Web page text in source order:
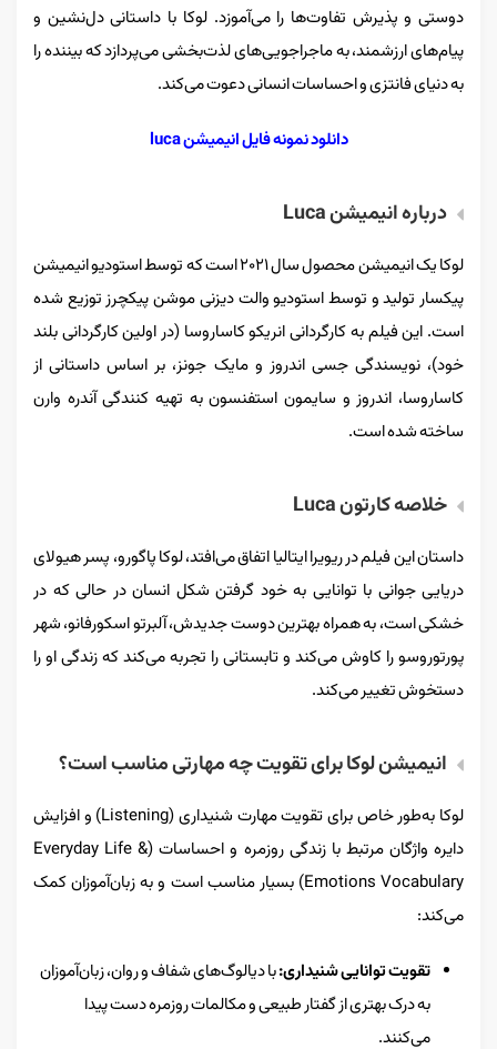
دوستی و پذیرش تفاوت‌ها را می‌آموزد. لوکا با داستانی دل‌نشین و
پیام‌های ارزشمند، به ماجراجویی‌های لذت‌بخشی می‌پردازد که بیننده را
به دنیای فانتزی و احساسات انسانی دعوت می‌کند.
دانلود نمونه فایل انیمیشن luca
درباره انیمیشن Luca
لوکا یک انیمیشن محصول سال ۲۰۲۱ است که توسط استودیو انیمیشن
پیکسار تولید و توسط استودیو والت دیزنی موشن پیکچرز توزیع شده
است. این فیلم به کارگردانی انریکو کاساروسا (در اولین کارگردانی بلند
خود)، نویسندگی جسی اندروز و مایک جونز، بر اساس داستانی از
کاساروسا، اندروز و سایمون استفنسون به تهیه کنندگی آندره وارن
ساخته شده است.
خلاصه کارتون Luca
داستان این فیلم در ریویرا ایتالیا اتفاق می‌افتد، لوکا پاگورو، پسر هیولای
دریایی جوانی با توانایی به خود گرفتن شکل انسان در حالی که در
خشکی است، به همراه بهترین دوست جدیدش، آلبرتو اسکورفانو، شهر
پورتوروسو را کاوش می‌کند و تابستانی را تجربه می‌کند که زندگی او را
دستخوش تغییر می‌کند.
انیمیشن لوکا برای تقویت چه مهارتی مناسب است؟
لوکا به‌طور خاص برای تقویت مهارت شنیداری (Listening) و افزایش
دایره واژگان مرتبط با زندگی روزمره و احساسات (Everyday Life &
Emotions Vocabulary) بسیار مناسب است و به زبان‌آموزان کمک
می‌کند:
تقویت توانایی شنیداری:با دیالوگ‌های شفاف و روان، زبان‌آموزان
به درک بهتری از گفتار طبیعی و مکالمات روزمره دست پیدا
می‌کنند.